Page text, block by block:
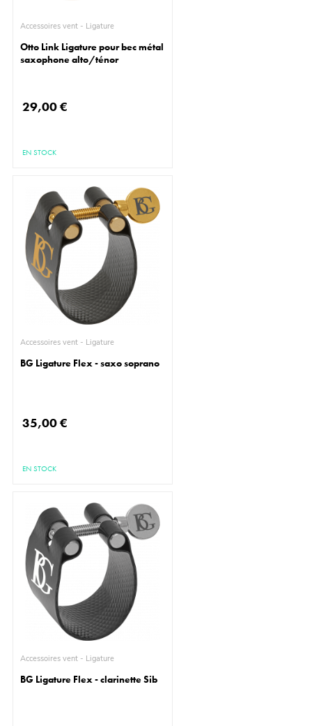
Accessoires vent - Ligature
Otto Link Ligature pour bec métal
saxophone alto/ténor
29,00 €
EN STOCK
Accessoires vent - Ligature
BG Ligature Flex - saxo soprano
35,00 €
EN STOCK
Accessoires vent - Ligature
BG Ligature Flex - clarinette Sib